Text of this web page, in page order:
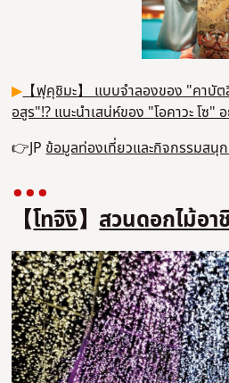
▶ 【ฟุคุชิมะ】 แบบจำลองของ "คา
อสูร"!? แนะนำเสน่ห์ของ "โอคาวะ โซ"
👉JP ข้อมูลท่องเที่ยวและกิจกรรมสนุ
【โทจิงิ】สวนดอกไม้อา